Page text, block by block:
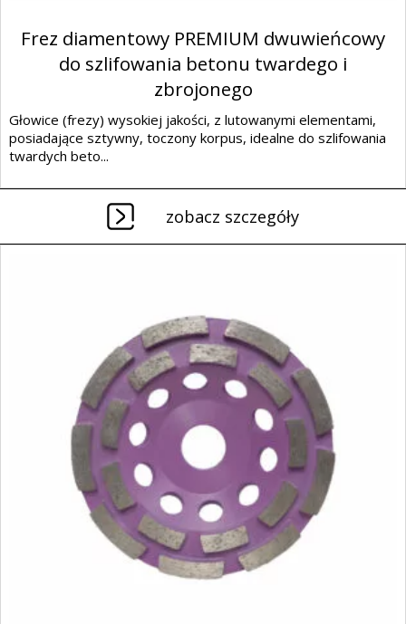
Frez diamentowy PREMIUM dwuwieńcowy
do szlifowania betonu twardego i
zbrojonego
Głowice (frezy) wysokiej jakości, z lutowanymi elementami,
posiadające sztywny, toczony korpus, idealne do szlifowania
twardych beto...
zobacz szczegóły